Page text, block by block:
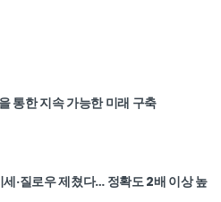
통한 지속 가능한 미래 구축
·질로우 제쳤다… 정확도 2배 이상 높